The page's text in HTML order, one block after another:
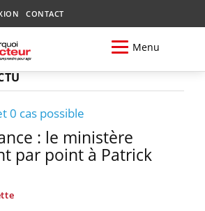
CONTACT
Menu
0 cas possible
: le ministère
par point à Patrick